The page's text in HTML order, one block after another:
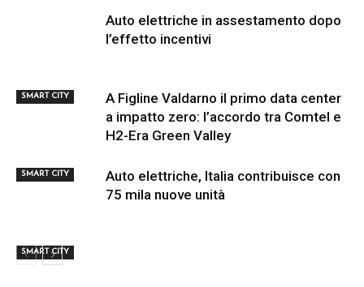
SMART CITY
Auto elettriche in assestamento dopo
l’effetto incentivi
SMART CITY
A Figline Valdarno il primo data center
a impatto zero: l’accordo tra Comtel e
H2-Era Green Valley
SMART CITY
Auto elettriche, Italia contribuisce con
75 mila nuove unità